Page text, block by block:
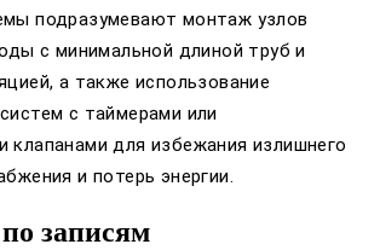
подразумевают монтаж узлов
с минимальной длиной труб и
а также использование
с таймерами или
клапанами для избежания излишнего
и потерь энергии.
записям